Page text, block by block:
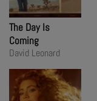
The Day Is
Coming
David Leonard